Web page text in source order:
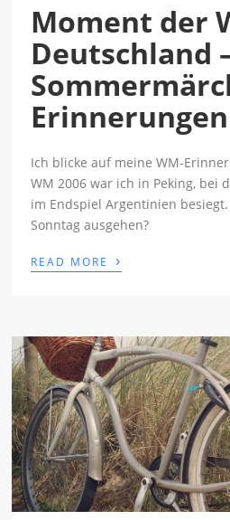
Moment der
Deutschland
Erinnerungen
Ich blicke auf meine WM-
WM 2006 war ich in Peking, bei
im Endspiel Argentinien
Sonntag ausgehen?
READ MORE ›